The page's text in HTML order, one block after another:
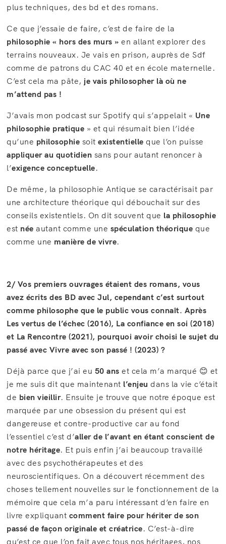
plus techniques, des bd et des romans.
Ce que j’essaie de faire, c’est de faire de la
philosophie « hors des murs » en allant explorer des
terrains nouveaux. Je vais en prison, auprès de Sdf
comme de patrons du CAC 40 et en école maternelle.
C’est cela ma pâte, je vais philosopher là où ne
m’attend pas !
J’avais mon podcast sur Spotify qui s’appelait « Une
philosophie pratique » et qui résumait bien l’idée
qu’une philosophie soitexistentielle que l’on puisse
appliquer au quotidien sans pour autant renoncer à
l’exigence conceptuelle.
De même, la philosophie Antique se caractérisait par
une architecture théorique qui débouchait sur des
conseils existentiels. On dit souvent que la philosophie
est née autant comme une spéculation théorique que
comme une manière de vivre.
2/ Vos premiers ouvrages étaient des romans, vous
avez écrits des BD avec Jul, cependant c’est surtout
comme philosophe que le public vous connaît. Après
Les vertus de l’échec (2016), La confiance en soi (2018)
et La Rencontre (2021), pourquoi avoir choisi le sujet du
passé avec Vivre avec son passé ! (2023) ?
Déjà parce que j’ai eu 50 ans et cela m’a marqué 😊 et
je me suis dit que maintenant l’enjeu dans la vie c’était
de bien vieillir. Ensuite je trouve que notre époque est
marquée par une obsession du présent qui est
dangereuse et contre-productive car au fond
l’essentiel c’est d’aller de l’avant en étant conscient de
notre héritage. Et puis enfin j’ai beaucoup travaillé
avec des psychothérapeutes et des
neuroscientifiques. On a découvert récemment des
choses tellement nouvelles sur le fonctionnement de la
mémoire que cela m’a paru intéressant d’en faire en
livre expliquant comment faire pour hériter de son
passé de façon originale et créatrice. C’est-à-dire
qu’est ce que l’on fait avec tous nos héritages, nos